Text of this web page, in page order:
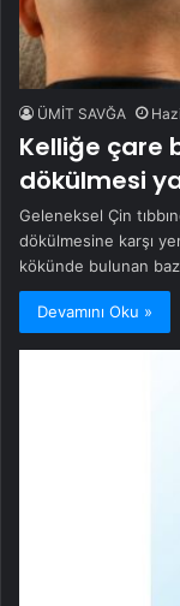
ÜMİT SAVĞA
Kelliğe çare
dökülmesi
Geleneksel Çin
dökülmesine karşı
kökünde bulunan
Devamını Oku »